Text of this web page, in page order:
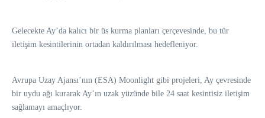
Gelecekte Ay’da kalıcı bir üs kurma planları çerçevesinde, bu tür
iletişim kesintilerinin ortadan kaldırılması hedefleniyor.
Avrupa Uzay Ajansı’nın (ESA) Moonlight gibi projeleri, Ay çevresinde
bir uydu ağı kurarak Ay’ın uzak yüzünde bile 24 saat kesintisiz iletişim
sağlamayı amaçlıyor.